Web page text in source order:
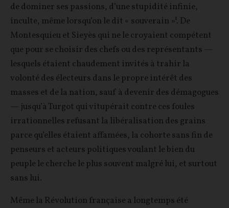
de dominer ses passions, d’une stupidité infinie,
inculte, même lorsqu’on le dit « souverain »¹. De
Montesquieu et Sieyès qui ne le croyaient compétent
que pour se choisir des chefs ou des représentants —
lesquels étaient chaudement invités à trahir la
volonté des électeurs dans le propre intérêt des
masses et de la nation, sauf à devenir des démagogues
— jusqu’à Turgot qui vitupérait contre ces foules
irrationnelles refusant la libéralisation des grains
parce qu’elles étaient affamées, la cohorte sans fin de
penseurs et acteurs politiques voulant le bien du
peuple le cherche le plus souvent malgré lui, et surtout
sans lui.
Même la Révolution française a longtemps été